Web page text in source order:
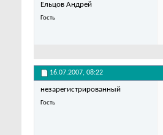
Ельцов Андрей
Гость
16.07.2007, 08:22
незарегистрированный
Гость